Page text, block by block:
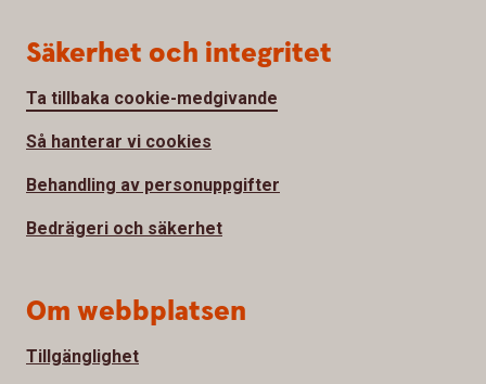
Säkerhet och integritet
Ta tillbaka cookie-medgivande
Så hanterar vi cookies
Behandling av personuppgifter
Bedrägeri och säkerhet
Om webbplatsen
Tillgänglighet